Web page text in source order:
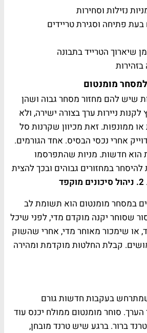
נזילות וסחירות
בעת פתיחה וסגירת טריידים
שיארוך הטרייד בתבונה
שיש להם מחזור מסחר גבוה ושהן
ניירות ערך בצורה ישירה, ולא
או ממונפות. זאת מכיוון שקרנות סל
אחרי נכסי הבסיס. אחד הגורמים.
הוא חדשות. מניות שהתפרסמו
במחזורים גבוהים ובכך להצית
2. ניהול סיכונים מוקפד
במסחר מומנטום הוא תשומת לב
שסוחר יקנה מוקדם מדי, לפני שיכל
או שימכור מאוחר מדי, אחרי שהשוק
קבלת החלטות מוקדמת ומהירה
בעקבות חדשות גורם
הערך. סוחר מומנטום ממולח יכנס עוד
ברור. ברגע שיש טרנד מובחן,